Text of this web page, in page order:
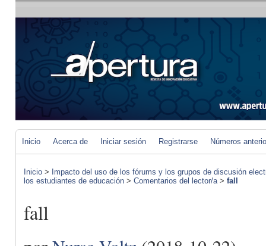
Inicio Acerca de Iniciar sesión Registrarse Números
Inicio > Impacto del uso de los fórums y los grupos de discusión
los estudiantes de educación > Comentarios del lector/a> fall
fall